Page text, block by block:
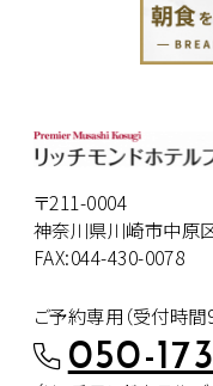
〒211-0004
神奈川県川崎市中原
FAX:044-430-0078
ご予約専用（受付時間
050-